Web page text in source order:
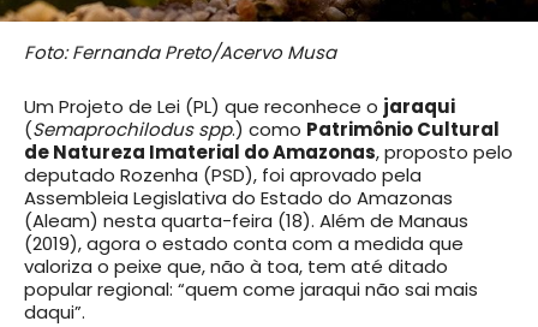
Foto: Fernanda Preto/Acervo Musa
Um Projeto de Lei (PL) que reconhece o jaraqui
(Semaprochilodus spp.) como Patrimônio Cultural
de Natureza Imaterial do Amazonas, proposto pelo
deputado Rozenha (PSD), foi aprovado pela
Assembleia Legislativa do Estado do Amazonas
(Aleam) nesta quarta-feira (18). Além de Manaus
(2019), agora o estado conta com a medida que
valoriza o peixe que, não à toa, tem até ditado
popular regional: “quem come jaraqui não sai mais
daqui”.